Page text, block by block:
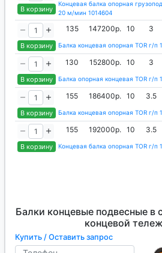
В корзину
Концевая балка опорная
20 м/мин 1014604
В корзину
135 147200р. 10 3
Балка концевая опорная TOR г/п
В корзину
130 152800р. 10 3
Балка опорная концевая TOR г/п
В корзину
155 186400р. 10 3.5
Балка концевая опорная TOR г/п
В корзину
155 192000р. 10 3.5
Концевая балка опорная TOR г/п
Балки концевые подвесные в
концевой
Купить / Оставить запрос